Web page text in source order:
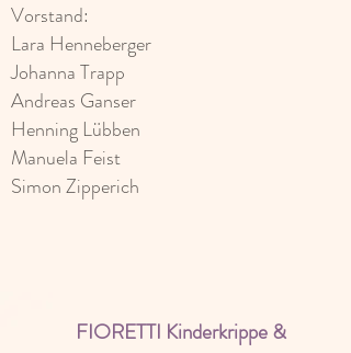
Vorstand:
Lara Henneberger
Johanna Trapp
Andreas Ganser
Henning Lübben
Manuela Feist
Simon Zipperich
FIORETTI Kinderkrippe &